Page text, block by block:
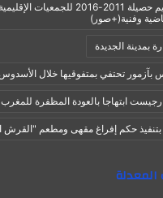
لقاء تواصلي لتقديم حصيلة 2011-
وفنية(+صور)
بمدينة الجديدة
تحتفي بمتفوقيها خلال الأسدوس
ابتهاجا بالعودة المظفرة للمغرب
حكم إفراغ مقهى ومطعم "القرش